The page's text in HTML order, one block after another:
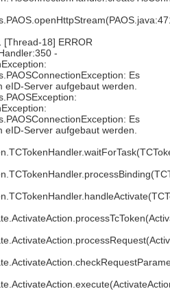
18] ERROR
-
Es
eID-Server aufgebaut werden.
Es
eID-Server aufgebaut werden.